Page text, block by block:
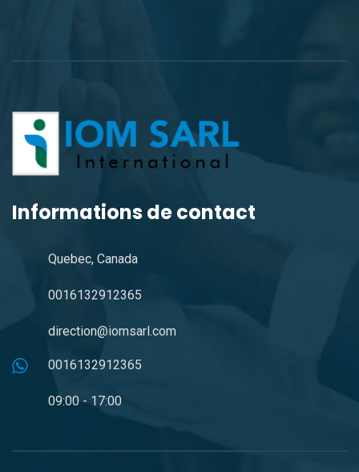
Informations de contact
Quebec, Canada
0016132912365
direction@iomsarl.com
0016132912365
09:00 - 17:00